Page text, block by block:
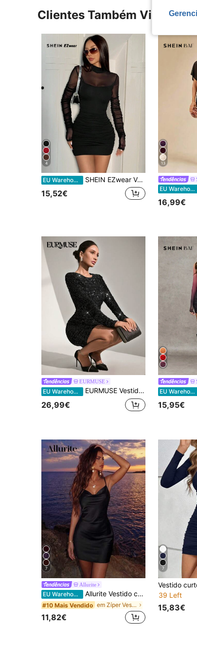
Clientes Também Visitaram
4
EU Warehouse SHEIN EZwear Vestido camisola 2 em 1 de malha preta
15,52€
13
EU Warehouse
16,99€
EURMUSE
EU Warehouse EURMUSE Vestido curto casual feminino com lantejoulas e gola redonda, manga comprida, uso diário
26,99€
EU Warehouse
15,95€
7
Allurite
EU Warehouse Allurite Vestido camisola feminino elegante de cor sólida com decote profundo e costas nuas, ideal para o verão.
#10 Mais Vendido em Zíper Vestidos Femininos
11,82€
7
39 Left
15,83€